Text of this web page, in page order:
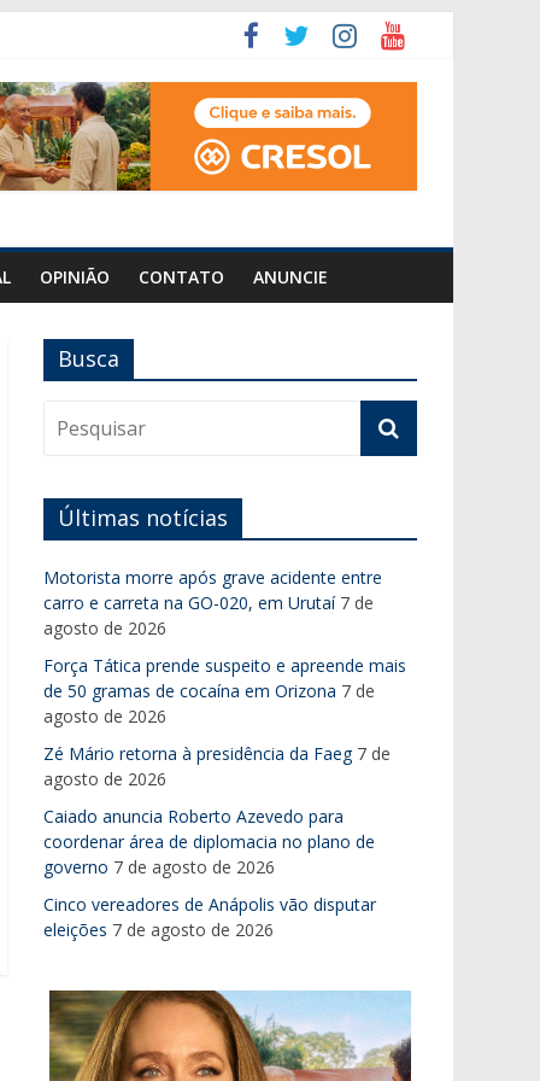
OPINIÃO CONTATO ANUNCIE
Busca
Últimas notícias
Motorista morre após grave acidente entre
carro e carreta na GO-020, em Urutaí 7 de
agosto de 2026
Força Tática prende suspeito e apreende mais
de 50 gramas de cocaína em Orizona 7 de
agosto de 2026
Zé Mário retorna à presidência da Faeg 7 de
agosto de 2026
Caiado anuncia Roberto Azevedo para
coordenar área de diplomacia no plano de
governo 7 de agosto de 2026
Cinco vereadores de Anápolis vão disputar
eleições 7 de agosto de 2026